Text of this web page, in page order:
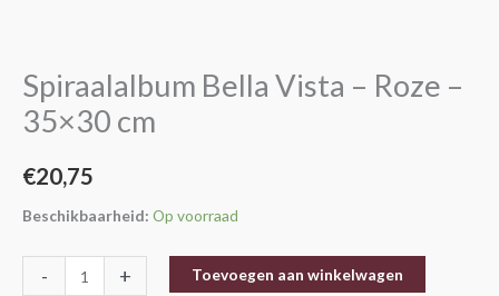
Spiraalalbum Bella Vista – Roze –
35×30 cm
€20,75
Beschikbaarheid: Op voorraad
-
-
35x30
aantal
+ Toevoegen aan winkelwagen